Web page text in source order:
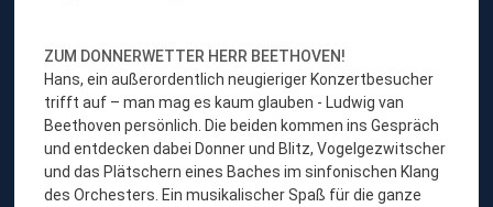
ZUM DONNERWETTER HERR BEETHOVEN!
Hans, ein außerordentlich neugieriger Konzertbesucher
trifft auf – man mag es kaum glauben - Ludwig van
Beethoven persönlich. Die beiden kommen ins Gespräch
und entdecken dabei Donner und Blitz, Vogelgezwitscher
und das Plätschern eines Baches im sinfonischen Klang
des Orchesters. Ein musikalischer Spaß für die ganze